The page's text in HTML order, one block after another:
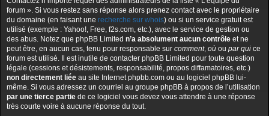
forum ». Si vous restez sans réponse alors prenez contact avec le propriétaire
du domaine (en faisant une recherche sur whois) ou si un service gratuit est
utilisé (exemple : Yahoo!, Free, f2s.com, etc.), avec le service de gestion ou
des abus. Notez que phpBB Limited n’a absolument aucun contrôle et ne
peut être, en aucun cas, tenu pour responsable sur comment, où ou par qui ce
forum est utilisé. Il est inutile de contacter phpBB Limited pour toute question
légale (cessions et désistements, responsabilité, propos diffamatoires, etc.)
non directement liée au site Internet phpbb.com ou au logiciel phpBB lui-
même. Si vous adressez un courriel au groupe phpBB à propos de l’utilisation
par une tierce partie de ce logiciel vous devez vous attendre à une réponse
très courte voire à aucune réponse du tout.